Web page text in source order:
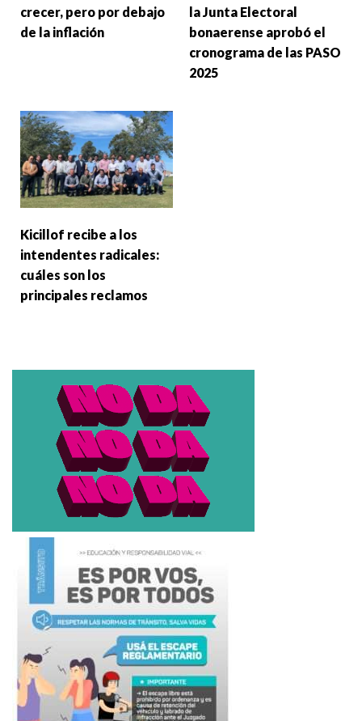
crecer, pero por debajo
de la inflación
la Junta Electoral
bonaerense aprobó el
cronograma de las PASO
2025
Kicillof recibe a los
intendentes radicales:
cuáles son los
principales reclamos